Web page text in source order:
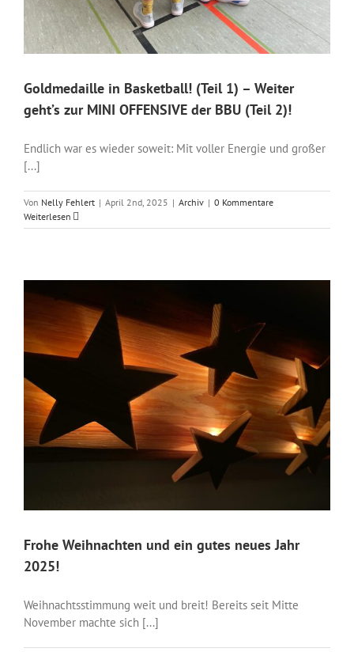
Goldmedaille in Basketball! (Teil 1) – Weiter
geht’s zur MINI OFFENSIVE der BBU (Teil 2)!
Endlich war es wieder soweit: Mit voller Energie und großer
[...]
Von Nelly Fehlert | April 2nd, 2025 | Archiv | 0 Kommentare
Weiterlesen
Frohe Weihnachten und ein gutes neues Jahr
2025!
Weihnachtsstimmung weit und breit! Bereits seit Mitte
November machte sich [...]